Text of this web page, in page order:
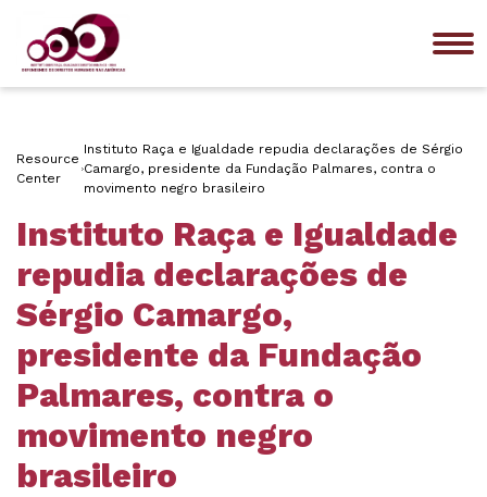
Resource
Center
Instituto Raça e Igualdade repudia declarações de Sérgio
Camargo, presidente da Fundação Palmares, contra o
movimento negro brasileiro
Instituto Raça e Igualdade
repudia declarações de
Sérgio Camargo,
presidente da Fundação
Palmares, contra o
movimento negro
brasileiro